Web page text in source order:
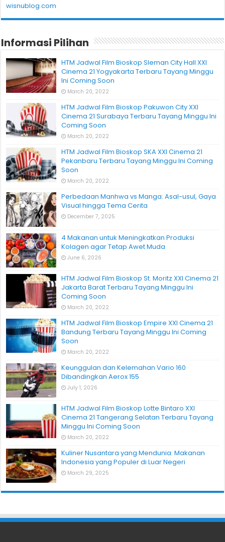
wisnublog.com
Informasi Pilihan
HTM Jadwal Film Bioskop Sleman City Hall XXI
Cinema 21 Yogyakarta Terbaru Tayang Minggu
Ini Coming Soon
March 20, 2022
HTM Jadwal Film Bioskop Pakuwon City XXI
Cinema 21 Surabaya Terbaru Tayang Minggu Ini
Coming Soon
March 20, 2022
HTM Jadwal Film Bioskop SKA XXI Cinema 21
Pekanbaru Terbaru Tayang Minggu Ini Coming
Soon
March 20, 2022
Perbedaan Manhwa vs Manga: Asal-usul, Gaya
Visual hingga Tema Cerita
December 7, 2025
4 Makanan untuk Meningkatkan Produksi
Kolagen agar Tetap Awet Muda
June 6, 2026
HTM Jadwal Film Bioskop St. Moritz XXI Cinema 21
Jakarta Barat Terbaru Tayang Minggu Ini
Coming Soon
March 20, 2022
HTM Jadwal Film Bioskop Empire XXI Cinema 21
Bandung Terbaru Tayang Minggu Ini Coming
Soon
March 20, 2022
Keunggulan dan Kelemahan Vario 160
Dibandingkan Aerox 155
July 1, 2026
HTM Jadwal Film Bioskop Lotte Bintaro XXI
Cinema 21 Tangerang Selatan Terbaru Tayang
Minggu Ini Coming Soon
March 20, 2022
Kuliner Nusantara yang Mendunia: Makanan
Indonesia yang Populer di Luar Negeri
March 29, 2025